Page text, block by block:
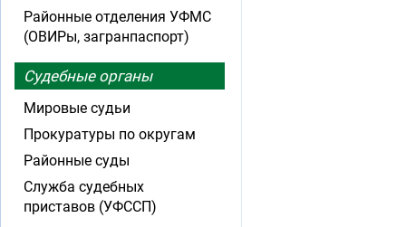
Районные отделения УФМС
(ОВИРы, загранпаспорт)
Судебные органы
Мировые судьи
Прокуратуры по округам
Районные суды
Служба судебных
приставов (УФССП)